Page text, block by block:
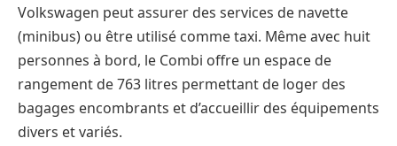
Volkswagen peut assurer des services de navette
(minibus) ou être utilisé comme taxi. Même avec huit
personnes à bord, le Combi offre un espace de
rangement de 763 litres permettant de loger des
bagages encombrants et d’accueillir des équipements
divers et variés.